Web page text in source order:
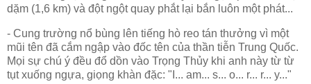
dặm (1,6 km) và đột ngột quay phắt lại bắn luôn một phát...
- Cung trường nổ bùng lên tiếng hò reo tán thưởng vì một
mũi tên đã cắm ngập vào đốc tên của thần tiễn Trung Quốc.
Mọi sự chú ý đều đổ dồn vào Trọng Thủy khi anh này từ từ
tụt xuống ngựa, giọng khàn đặc: "I... am... s... o... r... r... y..."